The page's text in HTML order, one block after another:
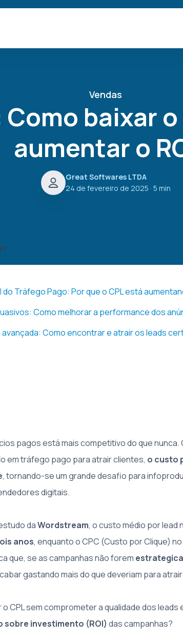
Vendas
Como baixar
aumentar o
Great Softwares LTDA
24 de fevereiro de 2025 · 5 min
do Tráfego Pago: Por que o CPL está
Como melhorar a performance dos
Como encontrar e atrair os leads
pagos está mais competitivo do que nunca.
em tráfego pago para atrair clientes, o custo
, tornando-se um grande desafio para
digitais.
daWordstream, o custo médio por lead
anos, enquanto o CPC (Custo por Clique) no
que, se as campanhas não forem
gastando mais do que deveriam para
CPL sem comprometer a qualidade dos leads
sobre investimento (ROI) das campanhas?